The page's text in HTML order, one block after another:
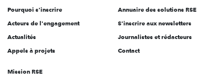
Pourquoi s'inscrire
Acteurs de l'engagement
Actualités
Appels à projets
Annuaire des solutions RSE
S'inscrire aux newsletters
Journalistes et rédacteurs
Contact
Mission RSE